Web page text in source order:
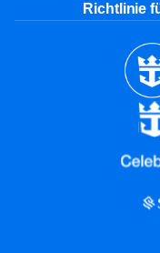
Richtlinie